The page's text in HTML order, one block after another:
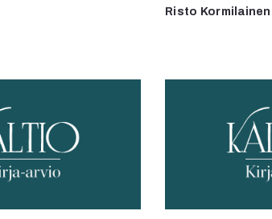
Risto Kormilainen